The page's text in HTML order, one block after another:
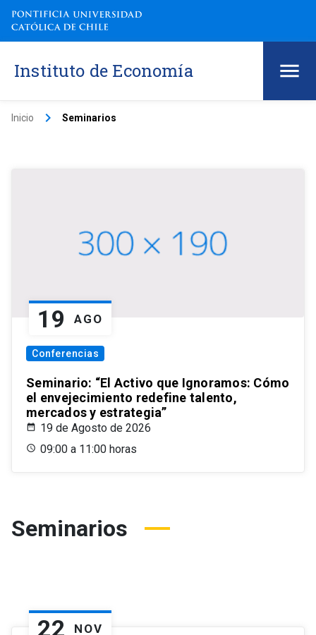
Instituto de Economía
Inicio keyboard_arrow_right Seminarios
19 AGO
Conferencias
Seminario: “El Activo que Ignoramos: Cómo
el envejecimiento redefine talento,
mercados y estrategia”
19 de Agosto de 2026
09:00 a 11:00 horas
Seminarios
22 NOV